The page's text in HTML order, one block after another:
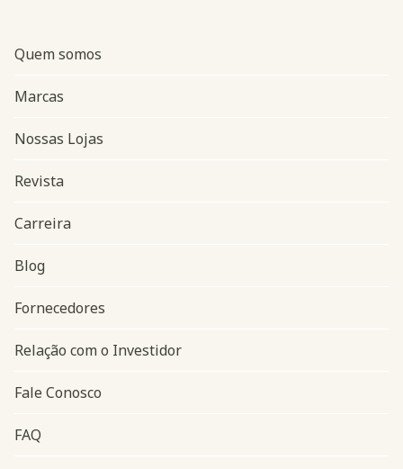
Navegação do rodapé
Quem somos
Marcas
Nossas Lojas
Revista
Carreira
Blog
Fornecedores
Relação com o Investidor
Fale Conosco
FAQ